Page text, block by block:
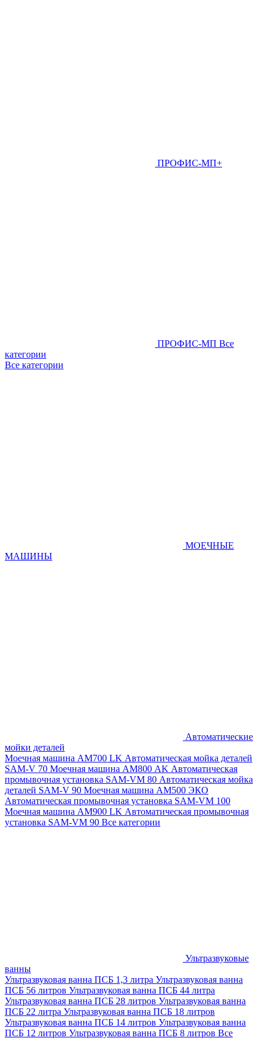
ПРОФИС-МП+
ПРОФИС-МП Все
категории
Все категории
МОЕЧНЫЕ
МАШИНЫ
Автоматические
мойки деталей
Моечная машина AM700 LK Автоматическая мойка деталей
SAM-V 70 Моечная машина АМ800 AK Автоматическая
промывочная установка SAM-VM 80 Автоматическая мойка
деталей SAM-V 90 Моечная машина АМ500 ЭКО
Автоматическая промывочная установка SAM-VM 100
Моечная машина AM900 LK Автоматическая промывочная
установка SAM-VM 90 Все категории
Ультразвуковые
ванны
Ультразвуковая ванна ПСБ 1,3 литра Ультразвуковая ванна
ПСБ 56 литров Ультразвуковая ванна ПСБ 44 литра
Ультразвуковая ванна ПСБ 28 литров Ультразвуковая ванна
ПСБ 22 литра Ультразвуковая ванна ПСБ 18 литров
Ультразвуковая ванна ПСБ 14 литров Ультразвуковая ванна
ПСБ 12 литров Ультразвуковая ванна ПСБ 8 литров Все